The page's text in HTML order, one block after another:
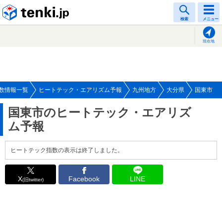
検索 メニュー
現在地
情報一覧 ヒートテック・エアリズム予報 九州地方 大分県 国東市
国東市のヒートテック・エアリズ
ム予報
ヒートテック指数の表示は終了しました。
X(旧twitter) Facebook LINE